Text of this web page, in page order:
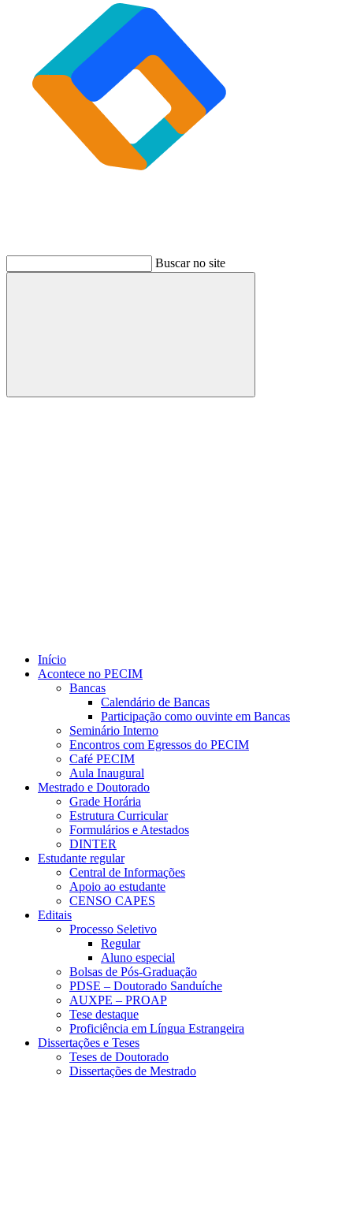
Buscar no site
Buscar
Início
Acontece no PECIM
Bancas
Calendário de Bancas
Participação como ouvinte em Bancas
Seminário Interno
Encontros com Egressos do PECIM
Café PECIM
Aula Inaugural
Mestrado e Doutorado
Grade Horária
Estrutura Curricular
Formulários e Atestados
DINTER
Estudante regular
Central de Informações
Apoio ao estudante
CENSO CAPES
Editais
Processo Seletivo
Regular
Aluno especial
Bolsas de Pós-Graduação
PDSE – Doutorado Sanduíche
AUXPE – PROAP
Tese destaque
Proficiência em Língua Estrangeira
Dissertações e Teses
Teses de Doutorado
Dissertações de Mestrado